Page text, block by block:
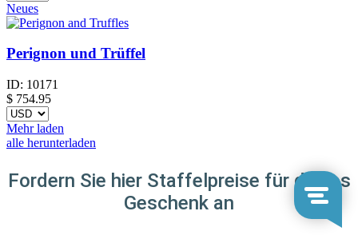
Neues
Perignon und Trüffel
ID: 10171
$ 754.95
Mehr laden
alle herunterladen
Fordern Sie hier Staffelpreise für dieses
Geschenk an